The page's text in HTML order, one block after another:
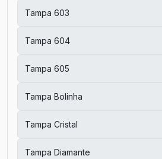
Tampa 603
Tampa 604
Tampa 605
Tampa Bolinha
Tampa Cristal
Tampa Diamante